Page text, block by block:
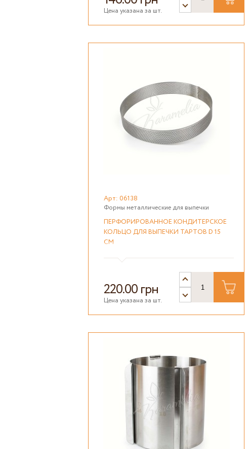
Цена указана за шт.
Арт: 06138
Формы металлические для выпечки
ПЕРФОРИРОВАННОЕ КОНДИТЕРСКОЕ
КОЛЬЦО ДЛЯ ВЫПЕЧКИ ТАРТОВ D 15
СМ
220.00 грн
Цена указана за шт.